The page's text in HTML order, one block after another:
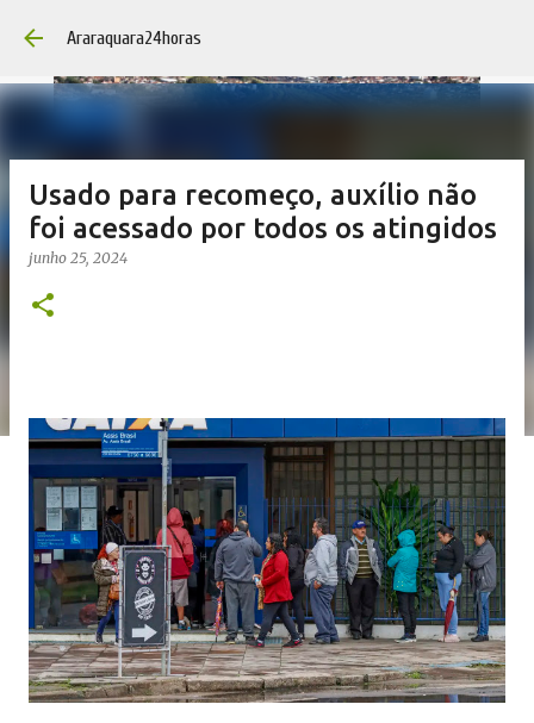
Araraquara24horas
Usado para recomeço, auxílio não
foi acessado por todos os atingidos
junho 25, 2024